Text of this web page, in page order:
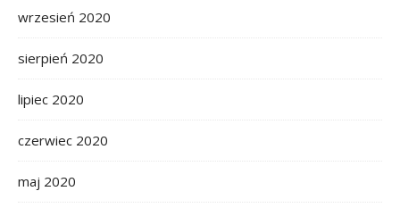
wrzesień 2020
sierpień 2020
lipiec 2020
czerwiec 2020
maj 2020